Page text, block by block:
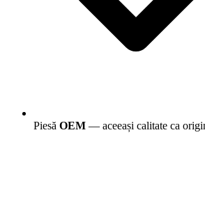
Piesă OEM — aceeași calitate ca